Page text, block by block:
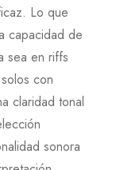
Lo que
capacidad de
sea en riffs
con
claridad tonal
sonora